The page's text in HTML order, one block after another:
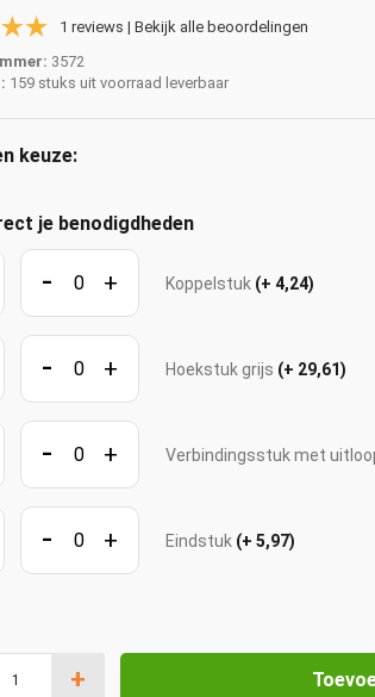
1 reviews | Bekijk alle beoordelingen
3572
159 stuks uit voorraad leverbaar
keuze:
je benodigdheden
- + Koppelstuk (+ 4,24)
- + Hoekstuk grijs (+ 29,61)
- + Verbindingsstuk met
- + Eindstuk (+ 5,97)
+